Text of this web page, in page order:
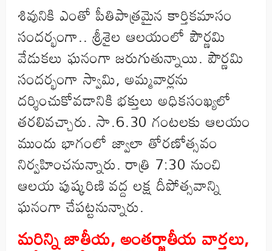
శివునికి ఎంతో పీతిపాత్రమైన కార్తికమాసం
సందర్భంగా.. శ్రీశైల ఆలయంలో పౌర్ణమి
వేడుకలు ఘనంగా జరుగుతున్నాయి. పౌర్ణమి
సందర్భంగా స్వామి, అమ్మవార్లను
దర్శించుకోవడానికి భక్తులు అధికసంఖ్యలో
తరలివచ్చారు. సా.6.30 గంటలకు ఆలయం
ముందు భాగంలో జ్వాలా తోరణోత్సవం
నిర్వహించనున్నారు. రాత్రి 7:30 నుంచి
ఆలయ పుష్కరిణి వద్ద లక్ష దీపోత్సవాన్ని
ఘనంగా చేపట్టనున్నారు.
మరిన్ని జాతీయ,అంతర్జాతీయ వార్తలు,